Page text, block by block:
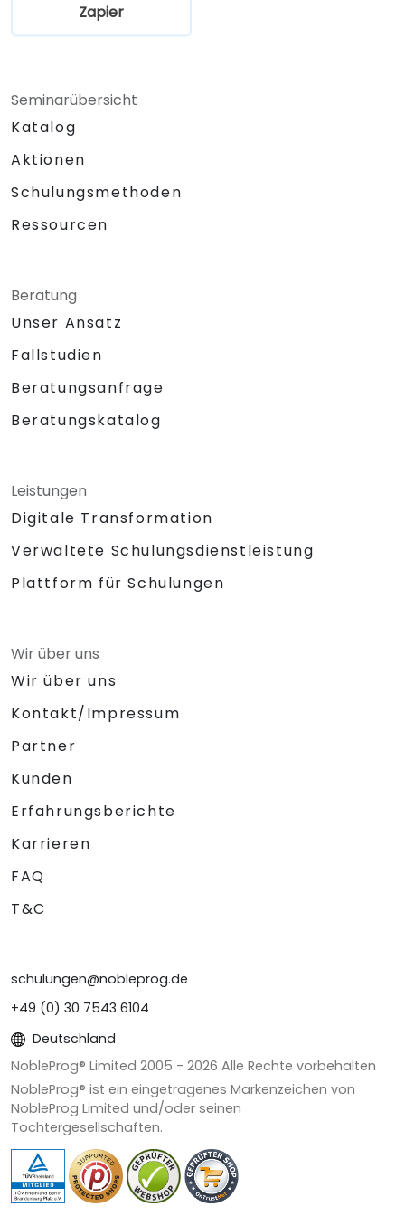
Zapier
Seminarübersicht
Katalog
Aktionen
Schulungsmethoden
Ressourcen
Beratung
Unser Ansatz
Fallstudien
Beratungsanfrage
Beratungskatalog
Leistungen
Digitale Transformation
Verwaltete Schulungsdienstleistung
Plattform für Schulungen
Wir über uns
Wir über uns
Kontakt/Impressum
Partner
Kunden
Erfahrungsberichte
Karrieren
FAQ
T&C
schulungen@nobleprog.de
+49 (0) 30 7543 6104
Deutschland
NobleProg® Limited 2005 - 2026 Alle Rechte vorbehalten
NobleProg® ist ein eingetragenes Markenzeichen von
NobleProg Limited und/oder seinen
Tochtergesellschaften.